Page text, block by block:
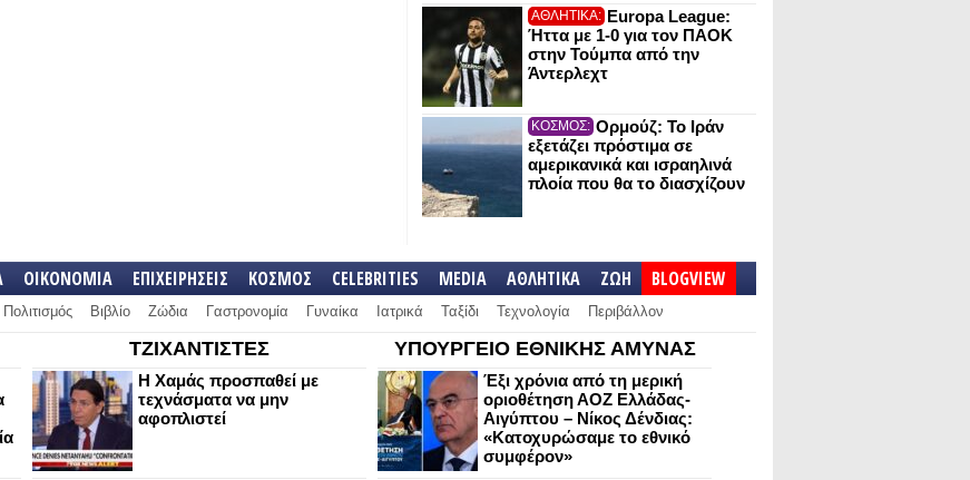
ΑΘΛΗΤΙΚΑ: Europa League:
Ήττα με 1-0 για τον ΠΑΟΚ
στην Τούμπα από την
Άντερλεχτ
ΚΟΣΜΟΣ: Ορμούζ: Το Ιράν
εξετάζει πρόστιμα σε
αμερικανικά και ισραηλινά
πλοία που θα το διασχίζουν
ΟΙΚΟΝΟΜΙΑ ΕΠΙΧΕΙΡΗΣΕΙΣ ΚΟΣΜΟΣ CELEBRITIES MEDIA ΑΘΛΗΤΙΚΑ ΖΩΗ BLOGVIEW
Πολιτισμός Βιβλίο Ζώδια Γαστρονομία Γυναίκα Ιατρικά Ταξίδι Τεχνολογία Περιβάλλον
ΤΖΙΧΑΝΤΙΣΤΕΣ
Η Χαμάς προσπαθεί με
τεχνάσματα να μην
αφοπλιστεί
ΥΠΟΥΡΓΕΙΟ ΕΘΝΙΚΗΣ ΑΜΥΝΑΣ
Έξι χρόνια από τη μερική
οριοθέτηση ΑΟΖ Ελλάδας-
Αιγύπτου – Νίκος Δένδιας:
«Κατοχυρώσαμε το εθνικό
συμφέρον»